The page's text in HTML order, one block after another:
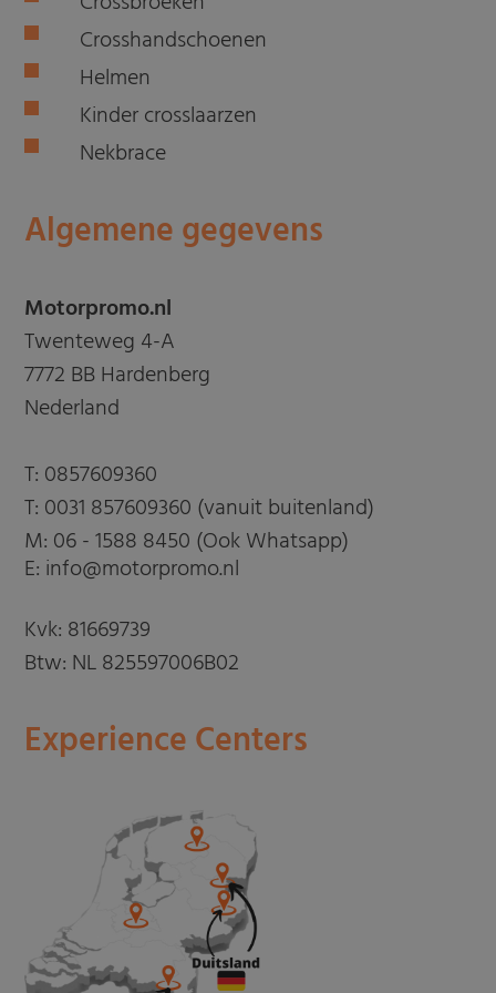
Crosshandschoenen
Helmen
Kinder crosslaarzen
Nekbrace
Algemene gegevens
Motorpromo.nl
Twenteweg 4-A
7772 BB Hardenberg
Nederland
T: 0857609360
T: 0031 857609360 (vanuit buitenland)
M: 06 - 1588 8450 (Ook Whatsapp)
E: info@motorpromo.nl
Kvk: 81669739
Btw: NL 825597006B02
Experience Centers